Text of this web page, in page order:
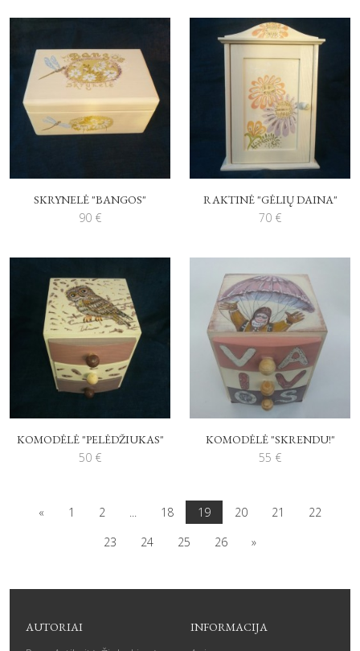
SKRYNELĖ "BANGOS"
90 €
RAKTINĖ "GĖLIŲ DAINA"
70 €
KOMODĖLĖ "PELĖDŽIUKAS"
50 €
KOMODĖLĖ "SKRENDU!"
55 €
« 1 2 ... 18 19 20 21
22
23
24 25 26 »
AUTORIAI INFORMACIJA